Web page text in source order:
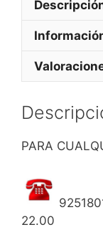
PARA
22.00